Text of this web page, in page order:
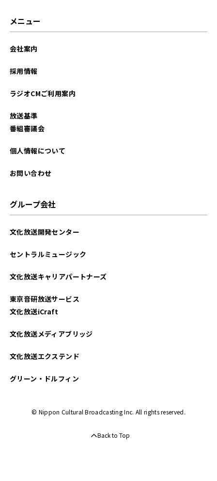
メニュー
会社案内
採用情報
ラジオCMご利用案内
放送基準
番組審議会
個人情報について
お問い合わせ
グループ会社
文化放送開発センター
セントラルミュージック
文化放送キャリアパートナーズ
東京音研放送サービス
文化放送iCraft
文化放送メディアブリッジ
文化放送エクステンド
グリーン・ドルフィン
© Nippon Cultural Broadcasting Inc. All rights reserved.
Back to Top